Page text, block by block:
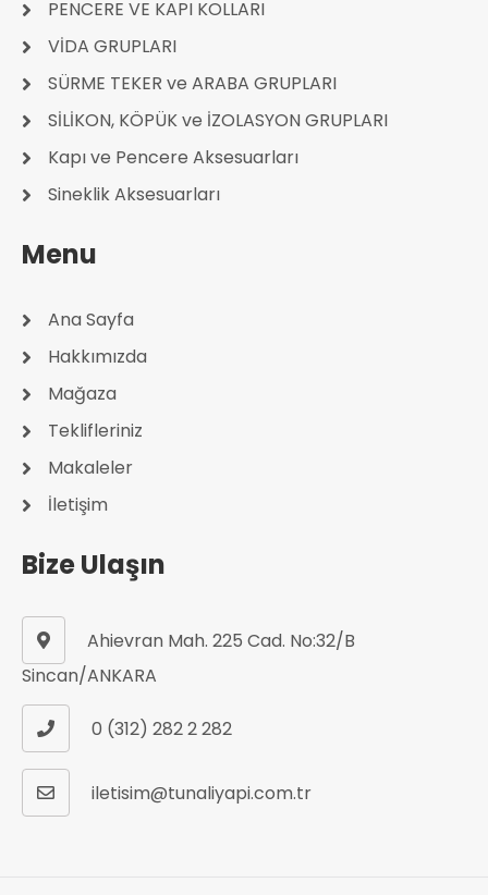
PENCERE VE KAPI KOLLARI
VİDA GRUPLARI
SÜRME TEKER ve ARABA GRUPLARI
SİLİKON, KÖPÜK ve İZOLASYON GRUPLARI
Kapı ve Pencere Aksesuarları
Sineklik Aksesuarları
Menu
Ana Sayfa
Hakkımızda
Mağaza
Teklifleriniz
Makaleler
İletişim
Bize Ulaşın
Ahievran Mah. 225 Cad. No:32/B
Sincan/ANKARA
0 (312) 282 2 282
iletisim@tunaliyapi.com.tr